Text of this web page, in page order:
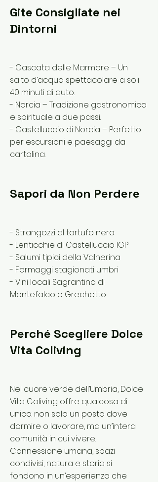
Gite Consigliate nei
Dintorni
- Cascata delle Marmore – Un
salto d’acqua spettacolare a soli
40 minuti di auto.
- Norcia – Tradizione gastronomica
e spirituale a due passi.
- Castelluccio di Norcia – Perfetto
per escursioni e paesaggi da
cartolina.
Sapori da Non Perdere
- Strangozzi al tartufo nero
- Lenticchie di Castelluccio IGP
- Salumi tipici della Valnerina
- Formaggi stagionati umbri
- Vini locali Sagrantino di
Montefalco e Grechetto
Perché Scegliere Dolce
Vita Coliving
Nel cuore verde dell’Umbria, Dolce
Vita Coliving offre qualcosa di
unico: non solo un posto dove
dormire o lavorare, ma un’intera
comunità in cui vivere.
Connessione umana, spazi
condivisi, natura e storia si
fondono in un’esperienza che